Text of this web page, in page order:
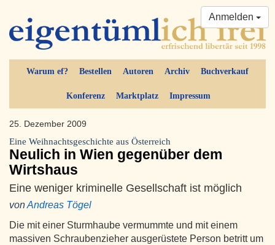
Warum ef? Bestellen Autoren Archiv Buchverkauf
Konferenz Marktplatz Impressum
Anmelden
25. Dezember 2009
Eine Weihnachtsgeschichte aus Österreich
Neulich in Wien gegenüber dem
Wirtshaus
Eine weniger kriminelle Gesellschaft ist möglich
vonAndreas Tögel
Die mit einer Sturmhaube vermummte und mit einem
massiven Schraubenzieher ausgerüstete Person betritt um